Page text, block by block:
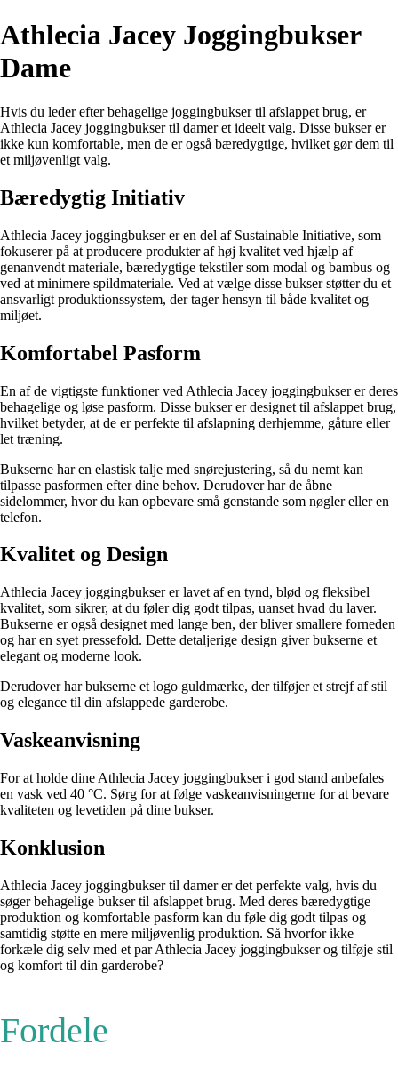
Athlecia Jacey Joggingbukser
Dame
Hvis du leder efter behagelige joggingbukser til afslappet brug, er
Athlecia Jacey joggingbukser til damer et ideelt valg. Disse bukser er
ikke kun komfortable, men de er også bæredygtige, hvilket gør dem til
et miljøvenligt valg.
Bæredygtig Initiativ
Athlecia Jacey joggingbukser er en del af Sustainable Initiative, som
fokuserer på at producere produkter af høj kvalitet ved hjælp af
genanvendt materiale, bæredygtige tekstiler som modal og bambus og
ved at minimere spildmateriale. Ved at vælge disse bukser støtter du et
ansvarligt produktionssystem, der tager hensyn til både kvalitet og
miljøet.
Komfortabel Pasform
En af de vigtigste funktioner ved Athlecia Jacey joggingbukser er deres
behagelige og løse pasform. Disse bukser er designet til afslappet brug,
hvilket betyder, at de er perfekte til afslapning derhjemme, gåture eller
let træning.
Bukserne har en elastisk talje med snørejustering, så du nemt kan
tilpasse pasformen efter dine behov. Derudover har de åbne
sidelommer, hvor du kan opbevare små genstande som nøgler eller en
telefon.
Kvalitet og Design
Athlecia Jacey joggingbukser er lavet af en tynd, blød og fleksibel
kvalitet, som sikrer, at du føler dig godt tilpas, uanset hvad du laver.
Bukserne er også designet med lange ben, der bliver smallere forneden
og har en syet pressefold. Dette detaljerige design giver bukserne et
elegant og moderne look.
Derudover har bukserne et logo guldmærke, der tilføjer et strejf af stil
og elegance til din afslappede garderobe.
Vaskeanvisning
For at holde dine Athlecia Jacey joggingbukser i god stand anbefales
en vask ved 40 °C. Sørg for at følge vaskeanvisningerne for at bevare
kvaliteten og levetiden på dine bukser.
Konklusion
Athlecia Jacey joggingbukser til damer er det perfekte valg, hvis du
søger behagelige bukser til afslappet brug. Med deres bæredygtige
produktion og komfortable pasform kan du føle dig godt tilpas og
samtidig støtte en mere miljøvenlig produktion. Så hvorfor ikke
forkæle dig selv med et par Athlecia Jacey joggingbukser og tilføje stil
og komfort til din garderobe?
Fordele